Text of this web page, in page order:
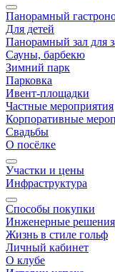
Панорамный
Для детей
Панорамный зал для
Сауны, барбекю
Зимний парк
Парковка
Ивент-площадки
Частные мероприятия
Корпоративные
Свадьбы
О посёлке
Участки и цены
Инфраструктура
Способы покупки
Инженерные решения
Жизнь в стиле гольф
Личный кабинет
О клубе